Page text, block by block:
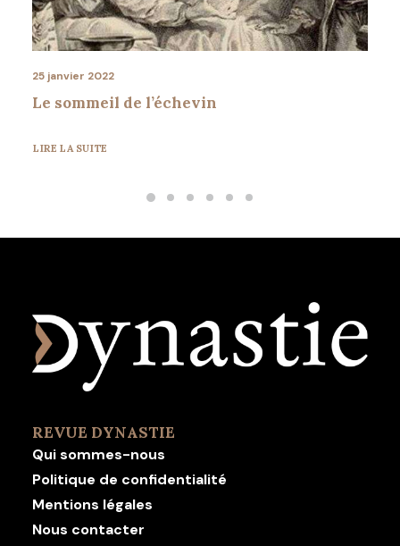
25 janvier 2022
Le sommeil de l’échevin
LIRE LA SUITE
REVUE DYNASTIE
Qui sommes-nous
Politique de confidentialité
Mentions légales
Nous contacter